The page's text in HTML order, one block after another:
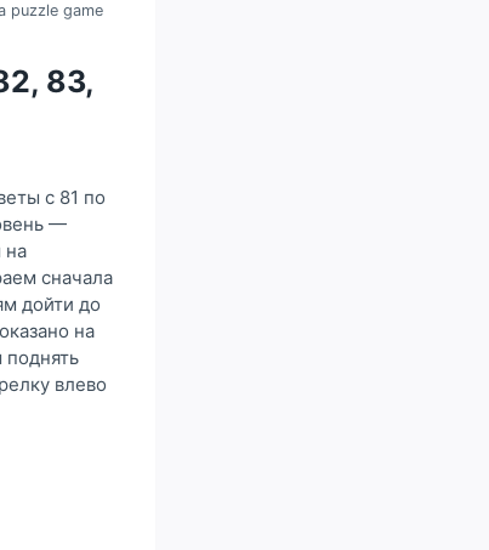
puzzle game
83,
с 81 по
—
на
сначала
дойти до
на
влево